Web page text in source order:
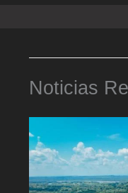
Noticias